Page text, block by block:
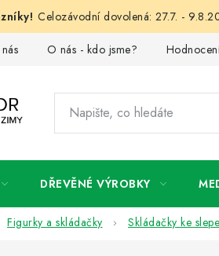
Celozávodní dovolená: 27.7. -
O nás - kdo jsme?
DŘEVĚNÉ VÝROBKY
Figurky a skládačky Skládačky ke